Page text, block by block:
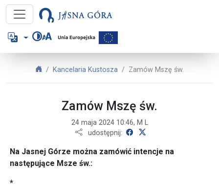
Język
Jasna Góra – Zamów Mszę św.
Jasna Góra
Kancelaria Kustosza Zamów Mszę św.
Zamów Mszę św.
24 maja 2024 10:46, M L
udostępnij:
udostępnij na Facebooku
Na Jasnej Górze można zamówić intencje na
następujące Msze św.:
*